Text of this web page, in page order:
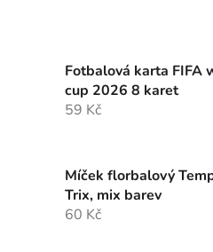
Fotbalová karta FIFA
cup 2026 8 karet
59 Kč
Míček florbalový
Trix, mix barev
60 Kč